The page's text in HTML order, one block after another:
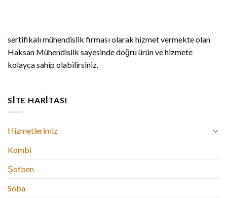
sertifikalı mühendislik firması olarak hizmet vermekte olan
Haksan Mühendislik sayesinde doğru ürün ve hizmete
kolayca sahip olabilirsiniz.
SITE HARITASI
Hizmetlerimiz
Kombi
Şofben
Soba